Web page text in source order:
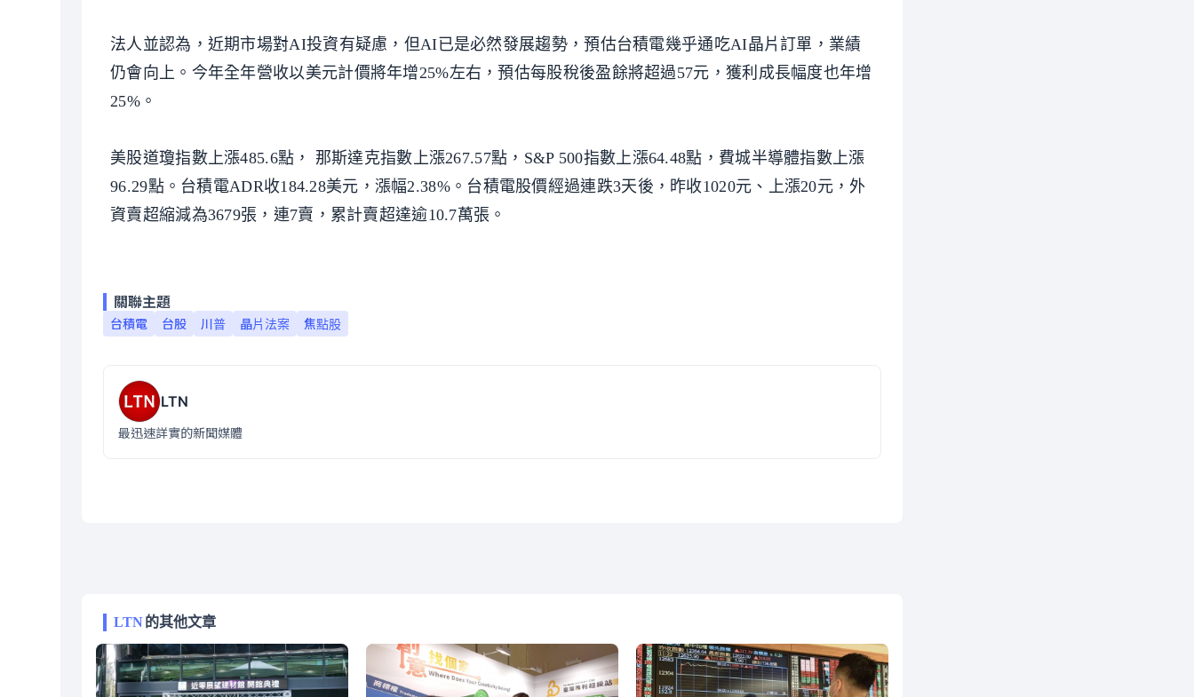
法人並認為，近期市場對AI投資有疑慮，但AI已是必然發展趨勢，預估台積電幾乎通吃AI晶片訂單，業績
仍會向上。今年全年營收以美元計價將年增25%左右，預估每股稅後盈餘將超過57元，獲利成長幅度也年增
25%。
美股道瓊指數上漲485.6點， 那斯達克指數上漲267.57點，S&P 500指數上漲64.48點，費城半導體指數上漲
96.29點。台積電ADR收184.28美元，漲幅2.38%。台積電股價經過連跌3天後，昨收1020元、上漲20元，外
資賣超縮減為3679張，連7賣，累計賣超達逾10.7萬張。
關聯主題
台積電 台股 川普 晶片法案 焦點股
LTN
最迅速詳實的新聞媒體
LTN的其他文章